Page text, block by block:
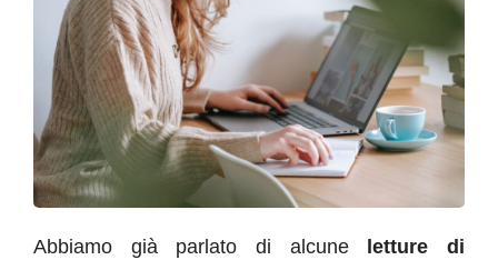
Abbiamo già parlato di alcune
letture di